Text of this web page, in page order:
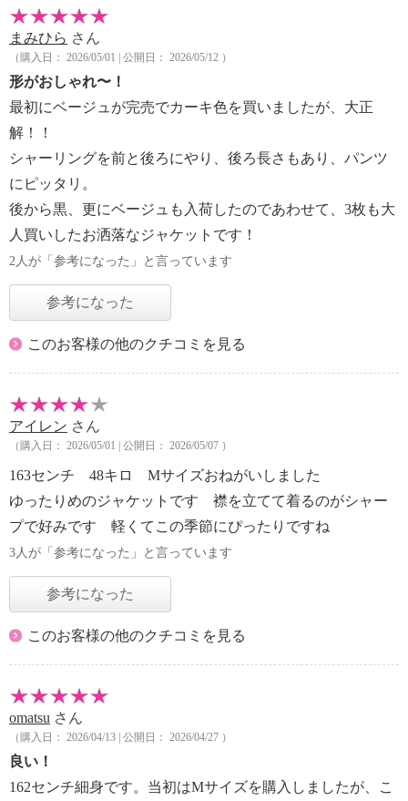
まみひら さん
（購入日： 2026/05/01 | 公開日： 2026/05/12 ）
形がおしゃれ〜！
最初にベージュが完売でカーキ色を買いましたが、大正
解！！
シャーリングを前と後ろにやり、後ろ長さもあり、パンツ
にピッタリ。
後から黒、更にベージュも入荷したのであわせて、3枚も大
人買いしたお洒落なジャケットです！
2人が「参考になった」と言っています
参考になった
このお客様の他のクチコミを見る
アイレン さん
（購入日： 2026/05/01 | 公開日： 2026/05/07 ）
163センチ 48キロ Mサイズおねがいしました
ゆったりめのジャケットです 襟を立てて着るのがシャー
プで好みです 軽くてこの季節にぴったりですね
3人が「参考になった」と言っています
参考になった
このお客様の他のクチコミを見る
omatsu さん
（購入日： 2026/04/13 | 公開日： 2026/04/27 ）
良い！
162センチ細身です。当初はMサイズを購入しましたが、こ